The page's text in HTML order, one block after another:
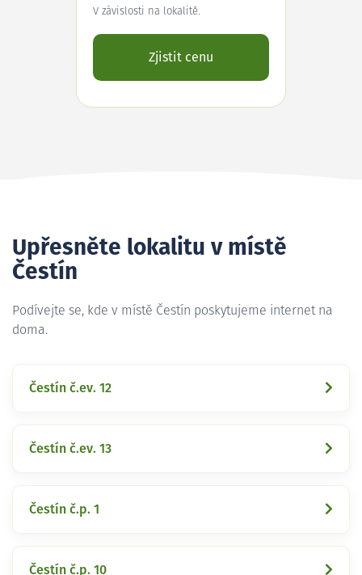
V závislosti na lokalitě.
Zjistit cenu
Upřesněte lokalitu v místě
Čestín
Podívejte se, kde v místě Čestín poskytujeme internet na
doma.
Čestín č.ev. 12
Čestín č.ev. 13
Čestín č.p. 1
Čestín č.p. 10